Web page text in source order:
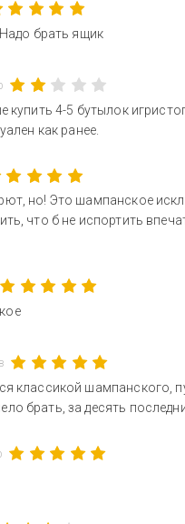
брать ящик
купить 4-5 бутылок
как ранее.
но! Это шампанское
что б не испортить
классикой шампанского,
брать, за десять